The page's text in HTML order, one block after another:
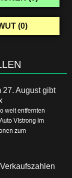
(0)
27. August gibt
weit entfernten
VIstrong im
zum